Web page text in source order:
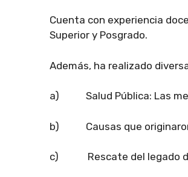
Cuenta con experiencia
Superior y Posgrado.
Además, ha realizado
a) Salud Pública: Las
b) Causas que originaron
c) Rescate del legado del